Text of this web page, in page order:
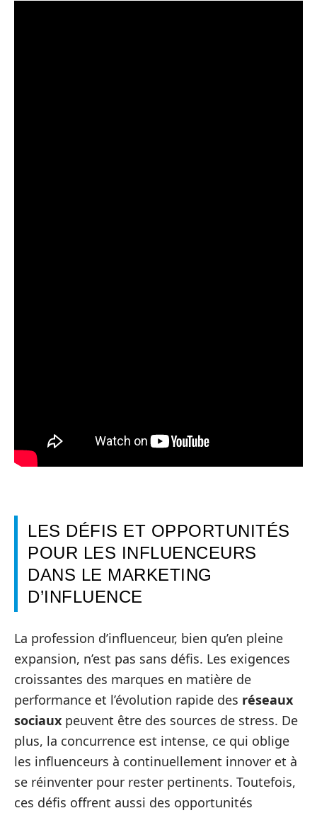
LES DÉFIS ET OPPORTUNITÉS
POUR LES INFLUENCEURS
DANS LE MARKETING
D’INFLUENCE
La profession d’influenceur, bien qu’en pleine
expansion, n’est pas sans défis. Les exigences
croissantes des marques en matière de
performance et l’évolution rapide des réseaux
sociaux peuvent être des sources de stress. De
plus, la concurrence est intense, ce qui oblige
les influenceurs à continuellement innover et à
se réinventer pour rester pertinents. Toutefois,
ces défis offrent aussi des opportunités